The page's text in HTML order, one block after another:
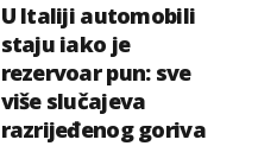
U Italiji automobili
staju iako je
rezervoar pun: sve
više slučajeva
razrijeđenog goriva